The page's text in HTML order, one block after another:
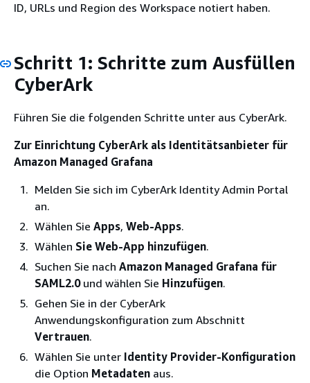
ID, URLs und Region des Workspace notiert haben.
Schritt 1: Schritte zum Ausfüllen
CyberArk
Führen Sie die folgenden Schritte unter aus CyberArk.
Zur Einrichtung CyberArk als Identitätsanbieter für
Amazon Managed Grafana
Melden Sie sich im CyberArk Identity Admin Portal
an.
Wählen Sie Apps, Web-Apps.
Wählen Sie Web-App hinzufügen.
Suchen Sie nach Amazon Managed Grafana für
SAML2.0und wählen Sie Hinzufügen.
Gehen Sie in der CyberArk
Anwendungskonfiguration zum Abschnitt
Vertrauen.
Wählen Sie unter Identity Provider-Konfiguration
die Option Metadaten aus.